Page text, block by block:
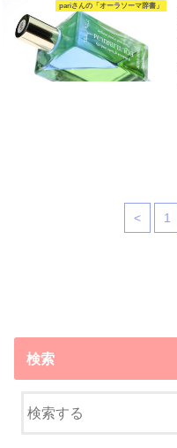
pariさんの「オーラソーマ辞書」
< 1
検索